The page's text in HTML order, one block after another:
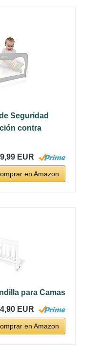
Seguridad
contra
EUR
en Amazon
para Camas
EUR
en Amazon